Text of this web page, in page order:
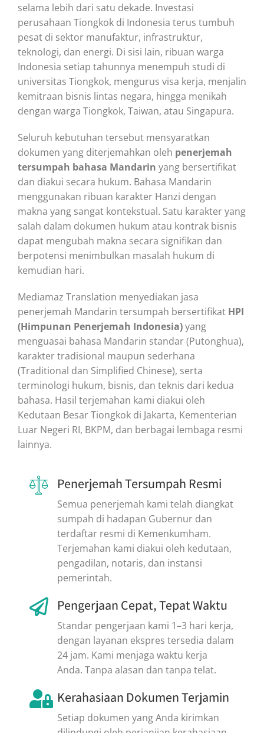
selama lebih dari satu dekade. Investasi
perusahaan Tiongkok di Indonesia terus tumbuh
pesat di sektor manufaktur, infrastruktur,
teknologi, dan energi. Di sisi lain, ribuan warga
Indonesia setiap tahunnya menempuh studi di
universitas Tiongkok, mengurus visa kerja, menjalin
kemitraan bisnis lintas negara, hingga menikah
dengan warga Tiongkok, Taiwan, atau Singapura.
Seluruh kebutuhan tersebut mensyaratkan
dokumen yang diterjemahkan oleh penerjemah
tersumpah bahasa Mandarin yang bersertifikat
dan diakui secara hukum. Bahasa Mandarin
menggunakan ribuan karakter Hanzi dengan
makna yang sangat kontekstual. Satu karakter yang
salah dalam dokumen hukum atau kontrak bisnis
dapat mengubah makna secara signifikan dan
berpotensi menimbulkan masalah hukum di
kemudian hari.
Mediamaz Translation menyediakan jasa
penerjemah Mandarin tersumpah bersertifikat HPI
(Himpunan Penerjemah Indonesia)yang
menguasai bahasa Mandarin standar (Putonghua),
karakter tradisional maupun sederhana
(Traditional dan Simplified Chinese), serta
terminologi hukum, bisnis, dan teknis dari kedua
bahasa. Hasil terjemahan kami diakui oleh
Kedutaan Besar Tiongkok di Jakarta, Kementerian
Luar Negeri RI, BKPM, dan berbagai lembaga resmi
lainnya.
Penerjemah Tersumpah Resmi
Semua penerjemah kami telah diangkat
sumpah di hadapan Gubernur dan
terdaftar resmi di Kemenkumham.
Terjemahan kami diakui oleh kedutaan,
pengadilan, notaris, dan instansi
pemerintah.
Pengerjaan Cepat, Tepat Waktu
Standar pengerjaan kami 1–3 hari kerja,
dengan layanan ekspres tersedia dalam
24 jam. Kami menjaga waktu kerja
Anda. Tanpa alasan dan tanpa telat.
Kerahasiaan Dokumen Terjamin
Setiap dokumen yang Anda kirimkan